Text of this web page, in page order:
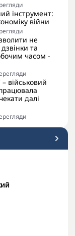
інструмент:
війни
не
та
часом -
– військовий
далі